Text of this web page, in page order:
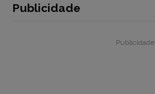
Publicidade
Publicidade